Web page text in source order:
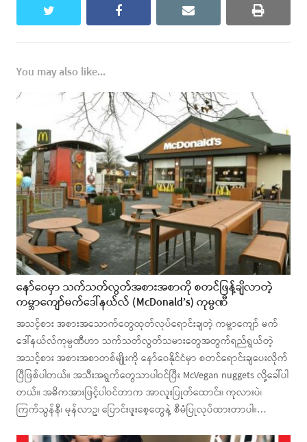
twitter facebook email print
You may also like...
နော်ဝေမှာ သက်သတ်လွတ်အစားအစာကို စတင်ဖြန့်ချိလာတဲ့
ကမ္ဘာကျော်မက်ဒေါ်နယ်လ် (McDonald’s) ကုမ္ပဏီ
အသင့်စား အစားအသောက်တွေထုတ်လုပ်ရောင်းချတဲ့ ကမ္ဘာကျော် မက်
ဒေါ်နယ်လ်ကုမ္ပဏီဟာ သက်သတ်လွတ်သမားတွေအတွက်ရည်ရွယ်တဲ့
အသင့်စား အစားအစာတစ်မျိုးကို နော်ဝေနိုင်ငံမှာ စတင်ရောင်းချပေးလိုက်
ပြီဖြစ်ပါတယ်။ အသီးအရွက်တွေသာပါဝင်ပြီး McVegan nuggets လို့ခေါ်ပါ
တယ်။ အဓိကအားဖြင့်ပါဝင်တာက အာလူးပြုတ်ထောင်း၊ ကုလားပဲ၊
ကြက်သွန်နီ၊ မုန်လာဥ၊ ပြောင်းဖူးစေ့တွေနဲ့ စီမံပြုလုပ်ထားတာပါ။…